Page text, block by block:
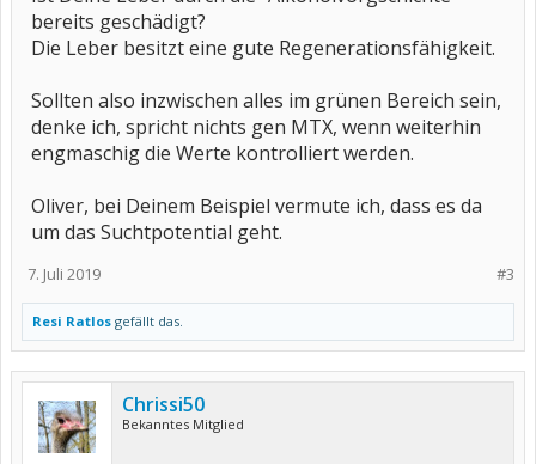
bereits geschädigt?
Die Leber besitzt eine gute Regenerationsfähigkeit.
Sollten also inzwischen alles im grünen Bereich sein,
denke ich, spricht nichts gen MTX, wenn weiterhin
engmaschig die Werte kontrolliert werden.
Oliver, bei Deinem Beispiel vermute ich, dass es da
um das Suchtpotential geht.
#3
7. Juli 2019
Resi Ratlos gefällt das.
Chrissi50
Bekanntes Mitglied